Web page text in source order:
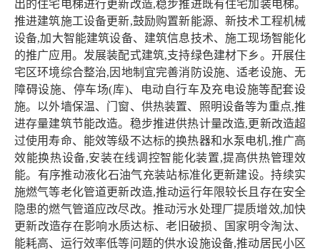
出的住宅电梯进行更新改造,稳步推进既有住宅加装电梯。
推进建筑施工设备更新,鼓励购置新能源、新技术工程机械
设备,加大智能建筑设备、建筑信息技术、施工现场智能化
的推广应用。发展装配式建筑,支持绿色建材下乡。开展住
宅区环境综合整治,因地制宜完善消防设施、适老设施、无
障碍设施、停车场(库)、电动自行车及充电设施等配套设
施。以外墙保温、门窗、供热装置、照明设备等为重点,推
进存量建筑节能改造。稳步推进供热计量改造,更新改造超
过使用寿命、能效等级不达标的换热器和水泵电机,推广高
效能换热设备,安装在线调控智能化装置,提高供热管理效
能。有序推动液化石油气充装站标准化更新建设。持续实
施燃气等老化管道更新改造,推动运行年限较长且存在安全
隐患的燃气管道应改尽改。推动污水处理厂提质增效,加快
更新改造存在影响水质达标、老旧破损、国家明令淘汰、
能耗高、运行效率低等问题的供水设施设备,推动居民小区